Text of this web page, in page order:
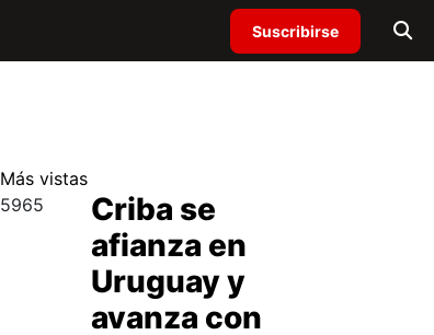
Suscribirse
Más vistas
5965
Criba se
afianza en
Uruguay y
avanza con